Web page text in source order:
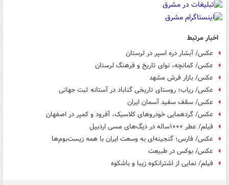
اخبار مرتبط
عکس/ آبشار دره اسپر در لرستان
عکس/ کمانچه، نوای تاریخ و فرهنگ لرستان
عکس/ بازار فرش مشهد
عکس/ ریاب؛ روستای تاریخی گناباد در آستانه ثبت جهانی
عکس/ سقف سفید آسمان ایران
عکس/ گردهمایی خودروهای کلاسیک، آفرود و کمپر در اصفهان
فیلم/ عطر ۱۰۰۰ساله در دیگ‌های مسی اردبیل
عکس/ فارس؛ گنجینه‌ای به وسعت ایران با همه زیست‌بوم‌ها
عکس/ بوکس در طبیعت
فیلم/ نمایی از اشترانکوه زیبا و باشکوه